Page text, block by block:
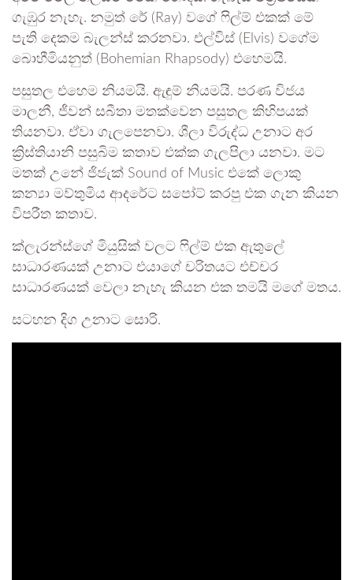
ගැඹුර නැහැ. නමුත් රේ (Ray) වගේ ෆිල්ම් එකක් මේ
පැති දෙකම බැලන්ස් කරනවා. එල්විස් (Elvis) වගේම
බොහීමියනුත් (Bohemian Rhapsody) එහෙමයි.
පසුතල එහෙම නියමයි. ඇඳුම් නියමයි. පරණ විජය
මාලනී, ජීවන් සබීතා මතක්වෙන පසුතල කිහිපයක්
තියනවා. ඒවා ගැලපෙනවා. ශීලා විරුද්ධ උනාට අර
ක්‍රිස්තියානි පසුබිම කතාව එක්ක ගැලපිලා යනවා. මට
මතක් උනේ ජිජැක් Sound of Music එකේ ලොකු
කන්‍යා මව්තුමිය ආදරේට සපෝට් කරපු එක ගැන කියන
විපරීත කතාව.
ක්ලැරන්ස්ගේ මියුසික් වලට ෆිල්ම් එක ඇතුලේ
සාධාරණයක් උනාට එයාගේ චරිතයට එච්චර
සාධාරණයක් වෙලා නැහැ කියන එක තමයි මගේ මතය.
සටහන දිග උනාට සොරි.